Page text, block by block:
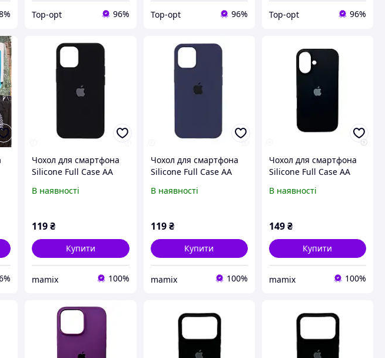
Top-opt 96% Top-opt 96% Top-opt 96%
Чохол для смартфона
Silicone Full Case AA
iPhone 15 14,Black
В наявності
119₴
Купити
mamix 100%
Чохол для смартфона
Silicone Full Case AA
iPhone 13 7,Dark Blue
В наявності
119 ₴
Купити
mamix 100%
Чохол для смартфона
Silicone Full Case AA
iPhone 16 14,Black
В наявності
149₴
Купити
mamix 100%